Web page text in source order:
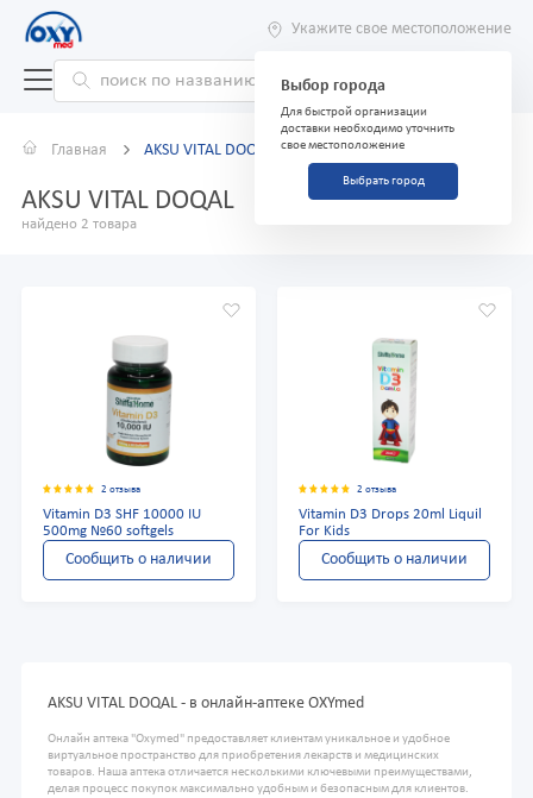
Укажите свое местоположение
Выбор города
Для быстрой организации
доставки необходимо уточнить
свое местоположение
Выбрать город
Главная AKSU VITAL DOQAL
AKSU VITAL DOQAL
найдено 2 товара
2 отзыва
Vitamin D3 SHF 10000 IU
500mg №60 softgels
Сообщить о наличии
2 отзыва
Vitamin D3 Drops 20ml Liquil
For Kids
Сообщить о наличии
AKSU VITAL DOQAL - в онлайн-аптеке OXYmed
Онлайн аптека "Oxymed" предоставляет клиентам уникальное и удобное
виртуальное пространство для приобретения лекарств и медицинских
товаров. Наша аптека отличается несколькими ключевыми преимуществами,
делая процесс покупок максимально удобным и безопасным для клиентов.